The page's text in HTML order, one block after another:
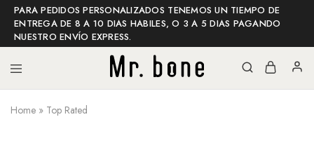
PARA PEDIDOS PERSONALIZADOS TENEMOS UN TIEMPO DE
ENTREGA DE 8 A 10 DIAS HABILES, O 3 A 5 DIAS PAGANDO
NUESTRO ENVÍO EXPRESS.
Mr
Mr
Home » Top Rated